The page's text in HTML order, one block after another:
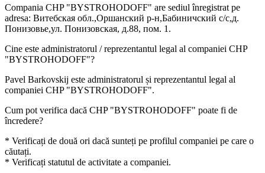
Compania CHP "BYSTROHODOFF" are sediul înregistrat pe
adresa: Витебская обл.,Оршанский р-н,Бабиничский с/с,д.
Понизовье,ул. Понизовская, д.88, пом. 1 .
Cine este administratorul / reprezentantul legal al companiei CHP
"BYSTROHODOFF"?
Pavel Barkovskij este administratorul și reprezentantul legal al
companiei CHP "BYSTROHODOFF".
Cum pot verifica dacă CHP "BYSTROHODOFF" poate fi de
încredere?
* Verificați de două ori dacă sunteți pe profilul companiei pe care o
căutați.
* Verificați statutul de activitate a companiei.